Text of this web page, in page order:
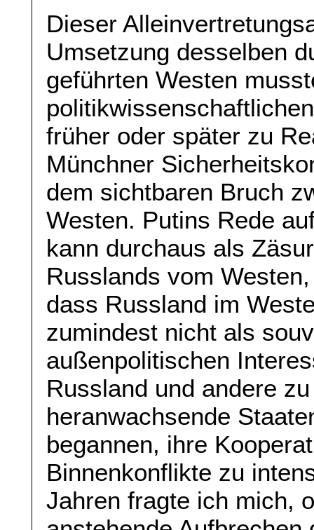
Dieser
Umsetzung desselben
geführten Westen
früher oder später zu
Münchner
dem sichtbaren Bruch
Westen. Putins Rede
kann durchaus als
Russlands vom
dass Russland im
zumindest nicht als
außenpolitischen
Russland und andere
heranwachsende
begannen, ihre
Binnenkonflikte zu
Jahren fragte ich mich,